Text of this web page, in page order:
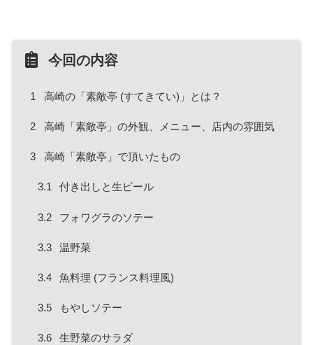
今回の内容
1 高崎の「素敵亭 (すてきてい)」とは？
2 高崎「素敵亭」の外観、メニュー、店内の雰囲気
3 高崎「素敵亭」で頂いたもの
3.1 付き出しと生ビール
3.2 フォワグラのソテー
3.3 温野菜
3.4 魚料理 (フランス料理風)
3.5 もやしソテー
3.6 生野菜のサラダ